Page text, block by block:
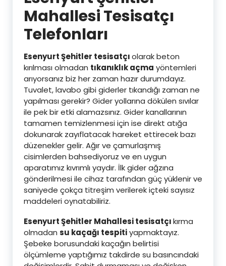
Mahallesi Tesisatçı
Telefonları
Esenyurt Şehitler tesisatçıolarak beton
kırılması olmadan tıkanıklık açma yöntemleri
arıyorsanız biz her zaman hazır durumdayız.
Tuvalet, lavabo gibi giderler tıkandığı zaman ne
yapılması gerekir? Gider yollarına dökülen sıvılar
ile pek bir etki alamazsınız. Gider kanallarının
tamamen temizlenmesi için ise direkt atığa
dokunarak zayıflatacak hareket ettirecek bazı
düzenekler gelir. Ağır ve çamurlaşmış
cisimlerden bahsediyoruz ve en uygun
aparatımız kıvrımlı yaydır. İlk gider ağzına
gönderilmesi ile cihaz tarafından güç yüklenir ve
saniyede çokça titreşim verilerek içteki sayısız
maddeleri oynatabiliriz.
Esenyurt Şehitler Mahallesi tesisatçıkırma
olmadan su kaçağı tespitiyapmaktayız.
Şebeke borusundaki kaçağın belirtisi
ölçümleme yaptığımız takdirde su basıncındaki